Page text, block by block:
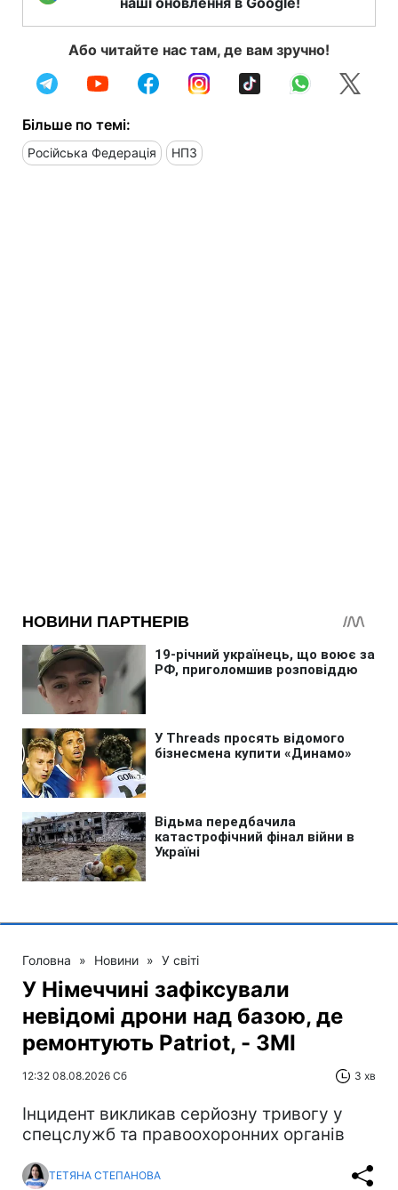
Або читайте нас там, де вам зручно!
Більше по темі:
Російська Федерація НПЗ
Головна » Новини » У світі
У Німеччині зафіксували
невідомі дрони над базою, де
ремонтують Patriot, - ЗМІ
12:32 08.08.2026 Сб 3 хв
Інцидент викликав серйозну тривогу у
спецслужб та правоохоронних органів
ТЕТЯНА СТЕПАНОВА